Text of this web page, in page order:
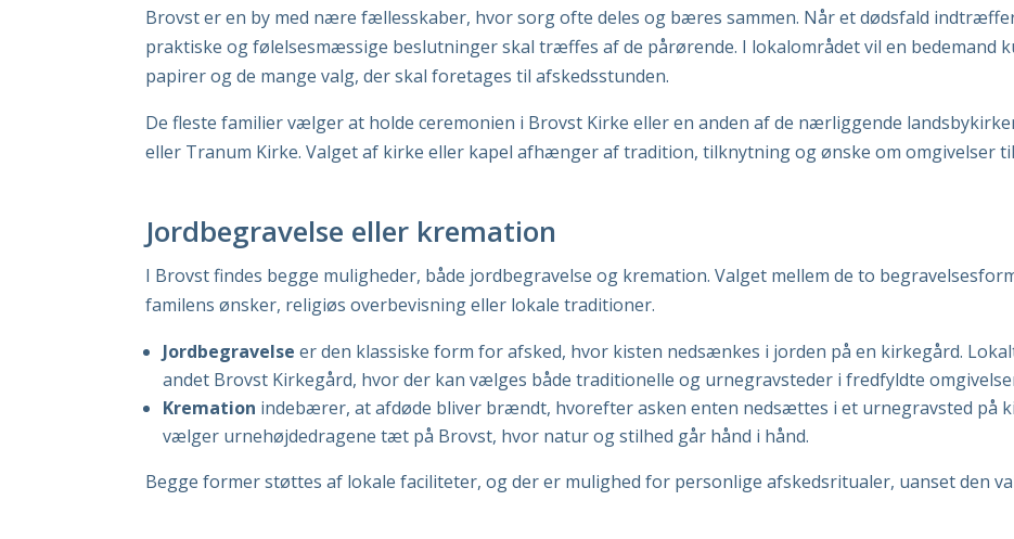
Brovst er en by med nære fællesskaber, hvor sorg ofte deles og bæres sammen. Når et dødsfald
praktiske og følelsesmæssige beslutninger skal træffes af de pårørende. I lokalområdet vil en bedemand
papirer og de mange valg, der skal foretages til afskedsstunden.
De fleste familier vælger at holde ceremonien i Brovst Kirke eller en anden af de nærliggende
eller Tranum Kirke. Valget af kirke eller kapel afhænger af tradition, tilknytning og ønske om omgivelser
Jordbegravelse eller kremation
I Brovst findes begge muligheder, både jordbegravelse og kremation. Valget mellem de to
familens ønsker, religiøs overbevisning eller lokale traditioner.
Jordbegravelse er den klassiske form for afsked, hvor kisten nedsænkes i jorden på en kirkegård.
andet Brovst Kirkegård, hvor der kan vælges både traditionelle og urnegravsteder i fredfyldte
Kremation indebærer, at afdøde bliver brændt, hvorefter asken enten nedsættes i et urnegravsted på
vælger urnehøjdedragene tæt på Brovst, hvor natur og stilhed går hånd i hånd.
Begge former støttes af lokale faciliteter, og der er mulighed for personlige afskedsritualer, uanset den